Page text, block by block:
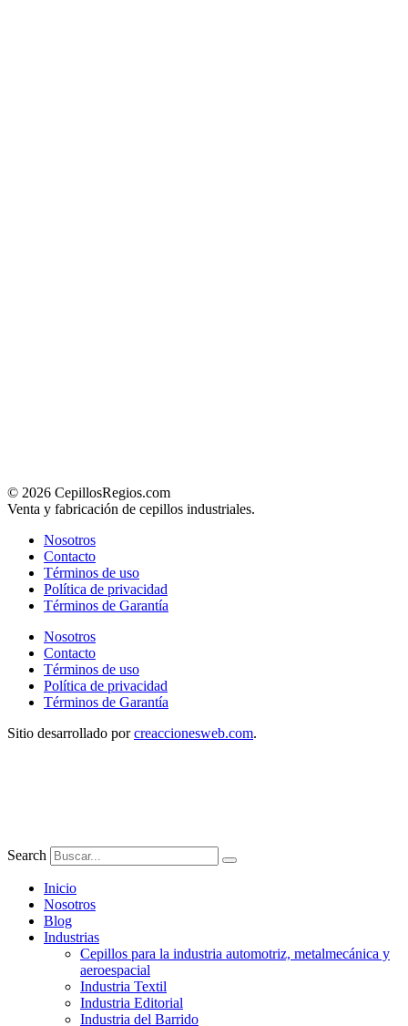
© 2026 CepillosRegios.com
Venta y fabricación de cepillos industriales.
Nosotros
Contacto
Términos de uso
Política de privacidad
Términos de Garantía
Nosotros
Contacto
Términos de uso
Política de privacidad
Términos de Garantía
Sitio desarrollado porcreaccionesweb.com.
Search
Inicio
Nosotros
Blog
Industrias
Cepillos para la industria automotriz, metalmecánica y
aeroespacial
Industria Textil
Industria Editorial
Industria del Barrido